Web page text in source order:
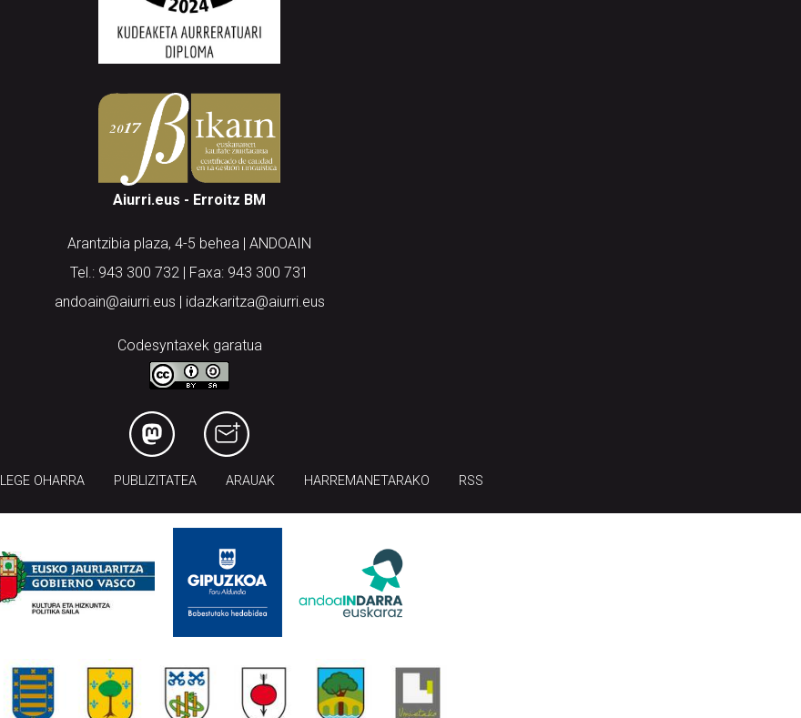
Aiurri.eus - Erroitz BM
Arantzibia plaza, 4-5 behea | ANDOAIN
Tel.: 943 300 732 | Faxa: 943 300 731
andoain@aiurri.eus | idazkaritza@aiurri.eus
Codesyntaxek garatua
LEGE OHARRA PUBLIZITATEA ARAUAK HARREMANETARAKO RSS